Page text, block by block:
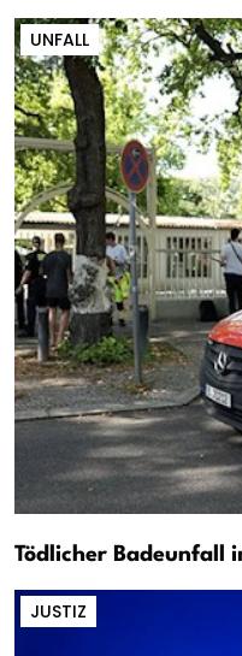
UNFALL
Tödlicher Badeunfall
JUSTIZ